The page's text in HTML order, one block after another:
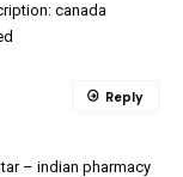
canada
– indian pharmacy
Reply